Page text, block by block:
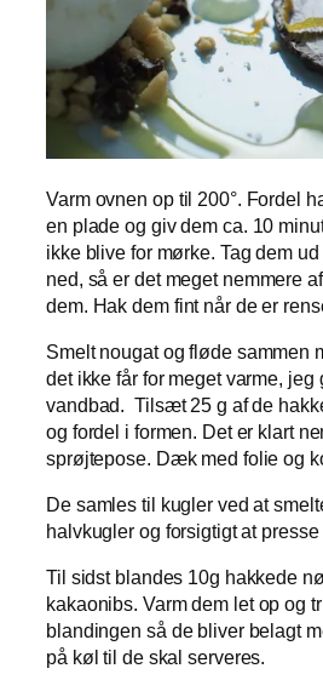
Varm ovnen op til 200°. Fordel
en plade og giv dem ca. 10
ikke blive for mørke. Tag dem
ned, så er det meget nemmere
dem. Hak dem fint når de er
Smelt nougat og fløde sammen
det ikke får for meget varme, jeg
vandbad. Tilsæt 25 g af de
og fordel i formen. Det er klart
sprøjtepose. Dæk med folie og
De samles til kugler ved at
halvkugler og forsigtigt at
Til sidst blandes 10g hakkede
kakaonibs. Varm dem let op og
blandingen så de bliver belagt
på køl til de skal serveres.